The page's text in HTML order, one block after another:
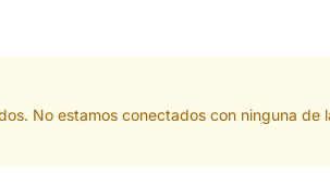
No estamos conectados con ninguna de